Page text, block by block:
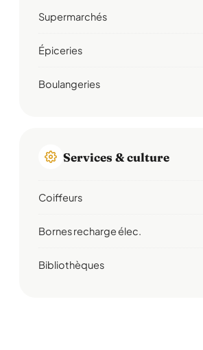
Supermarchés
Épiceries
Boulangeries
Services & culture
Coiffeurs
Bornes recharge élec.
Bibliothèques